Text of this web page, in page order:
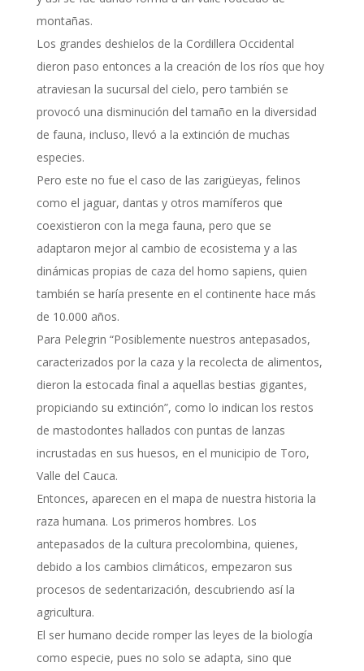
montañas.
Los grandes deshielos de la Cordillera Occidental
dieron paso entonces a la creación de los ríos que hoy
atraviesan la sucursal del cielo, pero también se
provocó una disminución del tamaño en la diversidad
de fauna, incluso, llevó a la extinción de muchas
especies.
Pero este no fue el caso de las zarigüeyas, felinos
como el jaguar, dantas y otros mamíferos que
coexistieron con la mega fauna, pero que se
adaptaron mejor al cambio de ecosistema y a las
dinámicas propias de caza del homo sapiens, quien
también se haría presente en el continente hace más
de 10.000 años.
Para Pelegrin “Posiblemente nuestros antepasados,
caracterizados por la caza y la recolecta de alimentos,
dieron la estocada final a aquellas bestias gigantes,
propiciando su extinción”, como lo indican los restos
de mastodontes hallados con puntas de lanzas
incrustadas en sus huesos, en el municipio de Toro,
Valle del Cauca.
Entonces, aparecen en el mapa de nuestra historia la
raza humana. Los primeros hombres. Los
antepasados de la cultura precolombina, quienes,
debido a los cambios climáticos, empezaron sus
procesos de sedentarización, descubriendo así la
agricultura.
El ser humano decide romper las leyes de la biología
como especie, pues no solo se adapta, sino que